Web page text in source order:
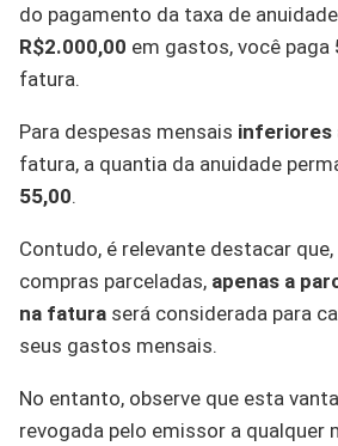
do pagamento da taxa de
R$2.000,00 em gastos, você paga
fatura.
Para despesas mensais inferiores
fatura, a quantia da anuidade
55,00.
Contudo, é relevante destacar
compras parceladas, apenas a
na fatura será considerada para
seus gastos mensais.
No entanto, observe que esta
revogada pelo emissor a qualquer